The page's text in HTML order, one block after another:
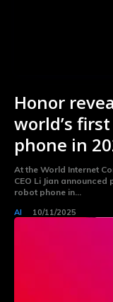
Honor
world’s
phone in
At the World Internet
CEO Li Jian
robot phone in...
AI 10/11/2025